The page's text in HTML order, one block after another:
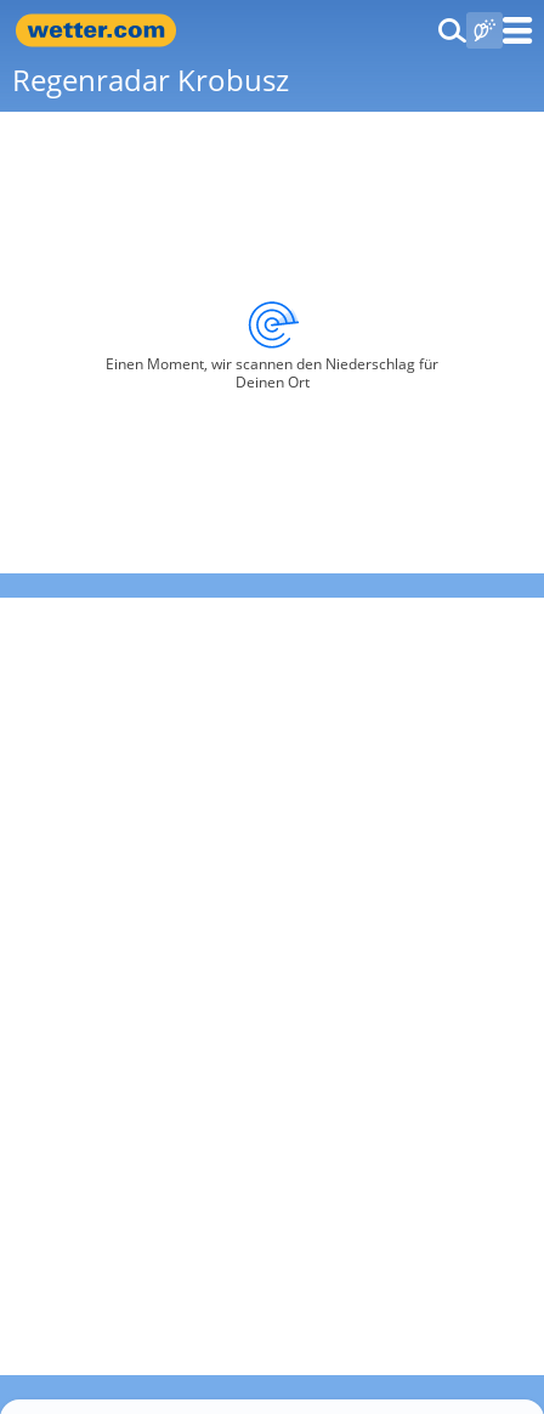
Regenradar Krobusz
Einen Moment, wir scannen den Niederschlag für
Deinen Ort